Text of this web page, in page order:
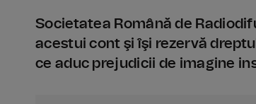
Societatea Română de
acestui cont şi îşi rezervă
ce aduc prejudicii de imagine